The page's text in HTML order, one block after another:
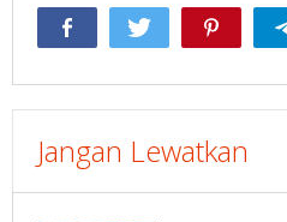
Jangan Lewatkan